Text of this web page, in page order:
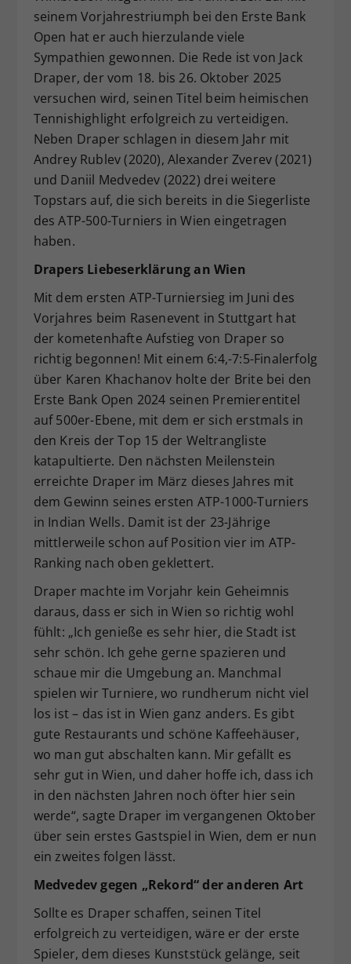
seinem Vorjahrestriumph bei den Erste Bank
Open hat er auch hierzulande viele
Sympathien gewonnen. Die Rede ist von Jack
Draper, der vom 18. bis 26. Oktober 2025
versuchen wird, seinen Titel beim heimischen
Tennishighlight erfolgreich zu verteidigen.
Neben Draper schlagen in diesem Jahr mit
Andrey Rublev (2020), Alexander Zverev (2021)
und Daniil Medvedev (2022) drei weitere
Topstars auf, die sich bereits in die Siegerliste
des ATP-500-Turniers in Wien eingetragen
haben.
Drapers Liebeserklärung an Wien
Mit dem ersten ATP-Turniersieg im Juni des
Vorjahres beim Rasenevent in Stuttgart hat
der kometenhafte Aufstieg von Draper so
richtig begonnen! Mit einem 6:4,-7:5-Finalerfolg
über Karen Khachanov holte der Brite bei den
Erste Bank Open 2024 seinen Premierentitel
auf 500er-Ebene, mit dem er sich erstmals in
den Kreis der Top 15 der Weltrangliste
katapultierte. Den nächsten Meilenstein
erreichte Draper im März dieses Jahres mit
dem Gewinn seines ersten ATP-1000-Turniers
in Indian Wells. Damit ist der 23-Jährige
mittlerweile schon auf Position vier im ATP-
Ranking nach oben geklettert.
Draper machte im Vorjahr kein Geheimnis
daraus, dass er sich in Wien so richtig wohl
fühlt: „Ich genieße es sehr hier, die Stadt ist
sehr schön. Ich gehe gerne spazieren und
schaue mir die Umgebung an. Manchmal
spielen wir Turniere, wo rundherum nicht viel
los ist – das ist in Wien ganz anders. Es gibt
gute Restaurants und schöne Kaffeehäuser,
wo man gut abschalten kann. Mir gefällt es
sehr gut in Wien, und daher hoffe ich, dass ich
in den nächsten Jahren noch öfter hier sein
werde“, sagte Draper im vergangenen Oktober
über sein erstes Gastspiel in Wien, dem er nun
ein zweites folgen lässt.
Medvedev gegen „Rekord“ der anderen Art
Sollte es Draper schaffen, seinen Titel
erfolgreich zu verteidigen, wäre er der erste
Spieler, dem dieses Kunststück gelänge, seit
Zweck
Dieser Wert speichert Ihre Consent-
Einstellungen. Unter anderem eine
zufällig generierte ID, für die
historische Speicherung Ihrer
Webseiten-Betreiber dies eingestellt
hat.